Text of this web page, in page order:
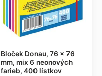
Bloček Donau, 76 x 76
mm, mix 6 neonových
farieb, 400 lístkov